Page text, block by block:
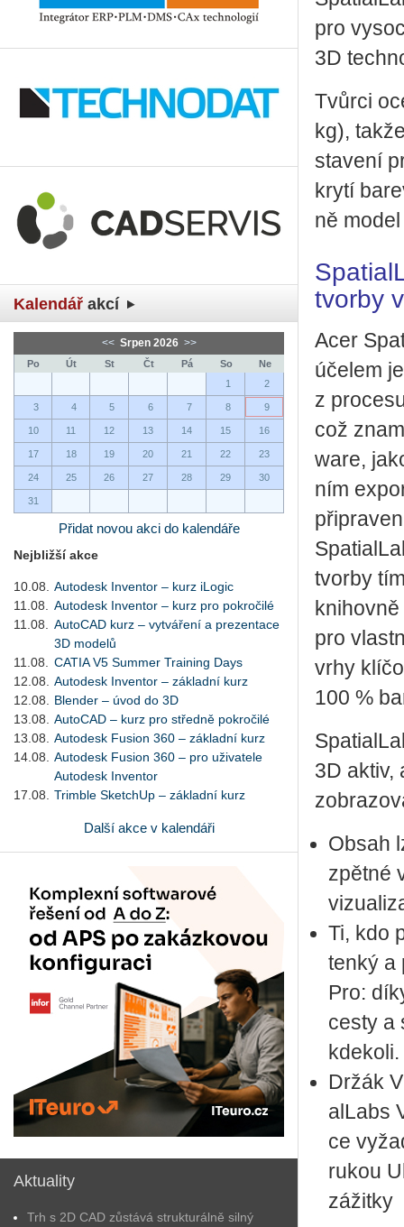
Kalendář akcí
<< Srpen 2026 >>
Po Út St Čt Pá So
Ne
1
2
3 4 5 6 7 8 9
10 11 12 13 14 15 16
17 18 19 20 21 22 23
24 25 26 27 28 29 30
31
Přidat novou akci do kalendáře
Nejbližší akce
10.08.
Autodesk Inventor – kurz iLogic
11.08.
Autodesk Inventor – kurz pro pokročilé
11.08.
AutoCAD kurz – vytváření a prezentace
3D modelů
11.08.
CATIA V5 Summer Training Days
12.08.
Autodesk Inventor – základní kurz
12.08.
Blender – úvod do 3D
13.08.
AutoCAD – kurz pro středně pokročilé
13.08.
Autodesk Fusion 360 – základní kurz
14.08.
Autodesk Fusion 360 – pro uživatele
Autodesk Inventor
17.08.
Trimble SketchUp – základní kurz
Další akce v kalendáři
Aktuality
Trh s 2D CAD zůstává strukturálně silný
pro
3D
Tvůr­ci
kg),
sta­ve­ní
kry­tí
ně
tvor­by
Acer
úče­lem
z
což
ware,
ním
tvor­by
pro
vrhy
100 %
3D aktiv,
Obsah
zpět­né
Ti, kdo
tenký a
Pro:
cesty a
kde­ko­li.
Držák
alLabs
ce
rukou
zá­žit­ky